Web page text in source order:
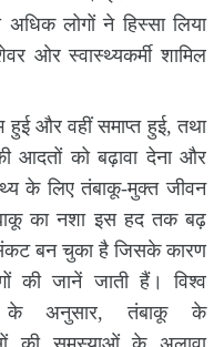
लोगों ने हिस्सा लिया
ओर स्वास्थ्यकर्मी शामिल
और वहीं समाप्त हुई, तथा
आदतों को बढ़ावा देना और
के लिए तंबाकू-मुक्त जीवन
का नशा इस हद तक बढ़
बन चुका है जिसके कारण
की जानें जाती हैं। विश्व
के अनुसार,तंबाकू के